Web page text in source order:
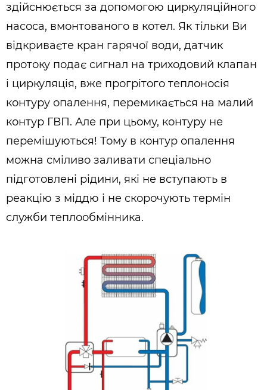
здійснюється за допомогою циркуляційного
насоса, вмонтованого в котел. Як тільки Ви
відкриваєте кран гарячої води, датчик
протоку подає сигнал на триходовий клапан
і циркуляція, вже прогрітого теплоносія
контуру опалення, перемикається на малий
контур ГВП. Але при цьому, контуру не
перемішуються! Тому в контур опалення
можна сміливо заливати спеціально
підготовлені рідини, які не вступають в
реакцію з міддю і не скорочують термін
служби теплообмінника.